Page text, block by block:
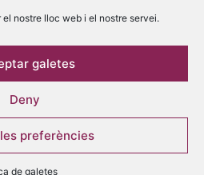
nostre lloc web i el nostre servei.
galetes
Deny
preferències
de galetes
nos